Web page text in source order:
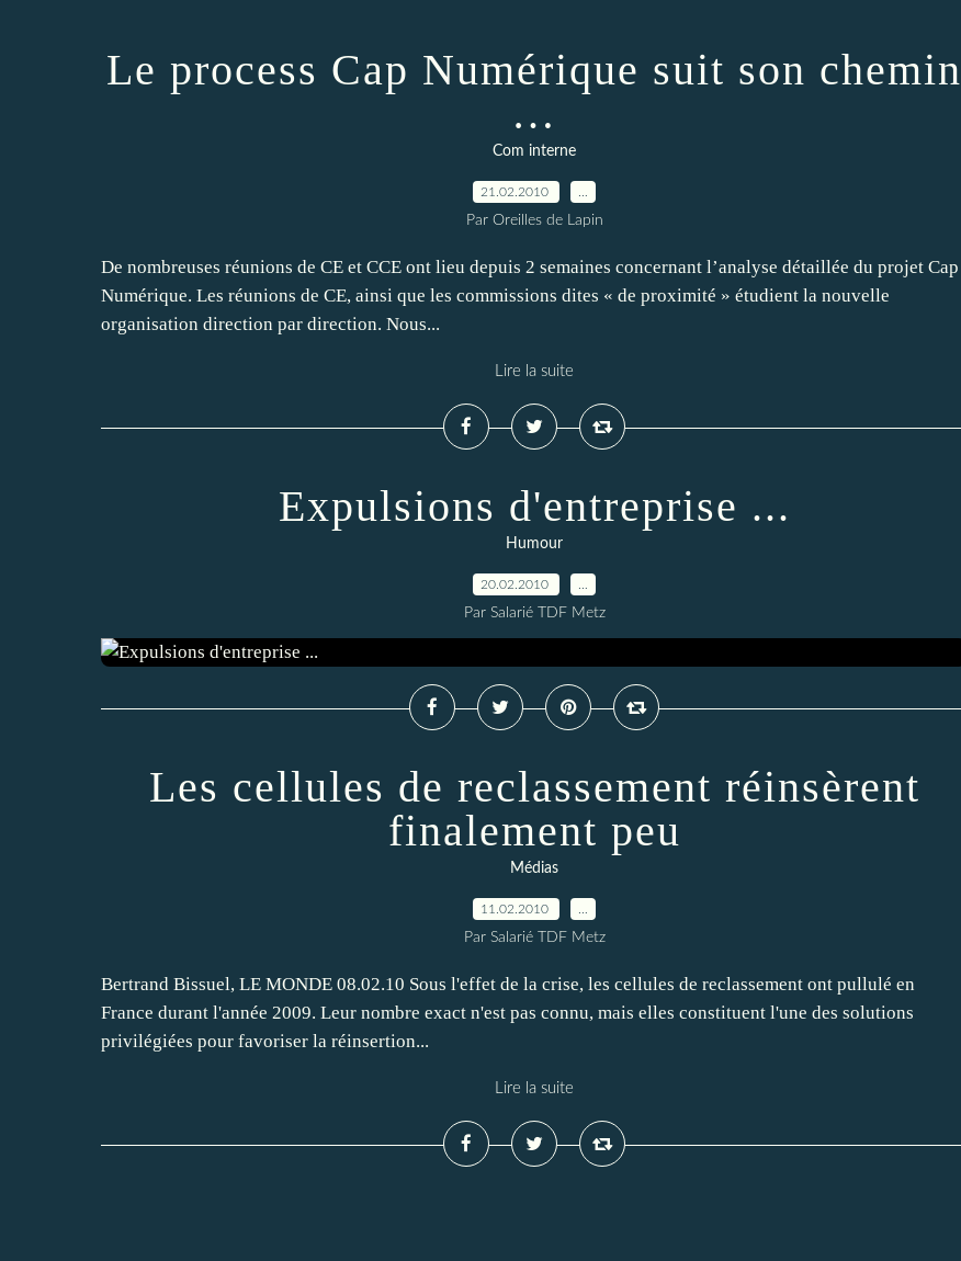
Le process Cap Numérique suit son chemin
…
Com interne
21.02.2010
Par Oreilles de Lapin
De nombreuses réunions de CE et CCE ont lieu depuis 2 semaines concernant l’analyse détaillée du projet Cap
Numérique. Les réunions de CE, ainsi que les commissions dites « de proximité » étudient la nouvelle
organisation direction par direction. Nous...
Lire la suite
Expulsions d'entreprise ...
Humour
20.02.2010
Par Salarié TDF Metz
Les cellules de reclassement réinsèrent
finalement peu
Médias
11.02.2010
Par Salarié TDF Metz
Bertrand Bissuel, LE MONDE 08.02.10 Sous l'effet de la crise, les cellules de reclassement ont pullulé en
France durant l'année 2009. Leur nombre exact n'est pas connu, mais elles constituent l'une des solutions
privilégiées pour favoriser la réinsertion...
Lire la suite